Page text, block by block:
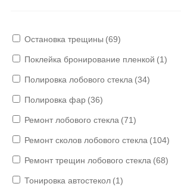
Остановка трещины (69)
Поклейка бронирование пленкой (1)
Полировка лобового стекла (34)
Полировка фар (36)
Ремонт лобового стекла (71)
Ремонт сколов лобового стекла (104)
Ремонт трещин лобового стекла (68)
Тонировка автостекол (1)